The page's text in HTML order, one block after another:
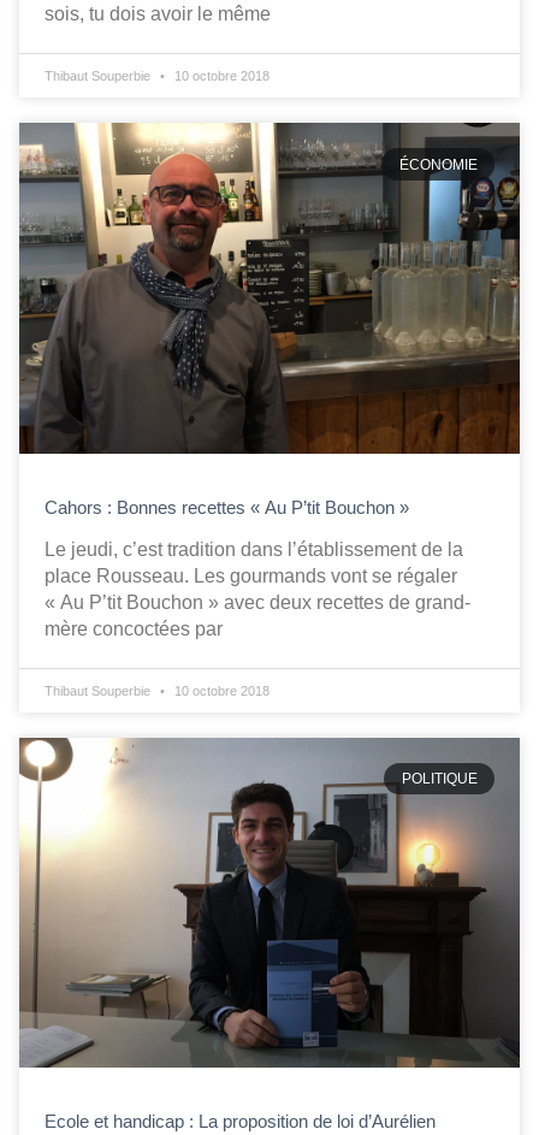
sois, tu dois avoir le même
Thibaut Souperbie 10 octobre 2018
ÉCONOMIE
Cahors : Bonnes recettes « Au P’tit Bouchon »
Le jeudi, c’est tradition dans l’établissement de la
place Rousseau. Les gourmands vont se régaler
« Au P’tit Bouchon » avec deux recettes de grand-
mère concoctées par
Thibaut Souperbie 10 octobre 2018
POLITIQUE
Ecole et handicap : La proposition de loi d’Aurélien